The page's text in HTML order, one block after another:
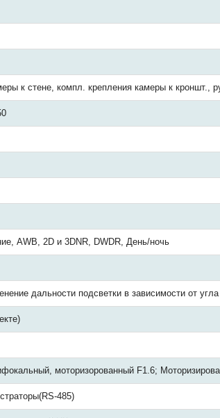
к стене, компл. крепления камеры к кроншт.,
AWB, 2D и 3DNR, DWDR, День/ночь
дальности подсветки в зависимости от угла
моторизорованный F1.6;
485)